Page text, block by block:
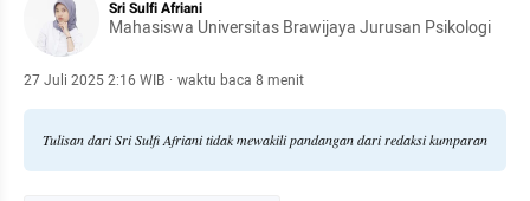
Sri Sulfi Afriani
Mahasiswa Universitas Brawijaya Jurusan Psikologi
27 Juli 2025 2:16 WIB · waktu baca 8 menit
Tulisan dari Sri Sulfi Afriani tidak mewakili pandangan dari redaksi kumparan